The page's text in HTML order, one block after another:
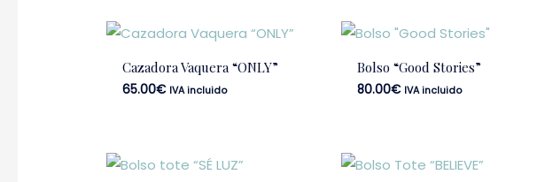
Cazadora Vaquera “ONLY”
65.00€ IVA incluido
Bolso “Good Stories”
80.00€ IVA incluido